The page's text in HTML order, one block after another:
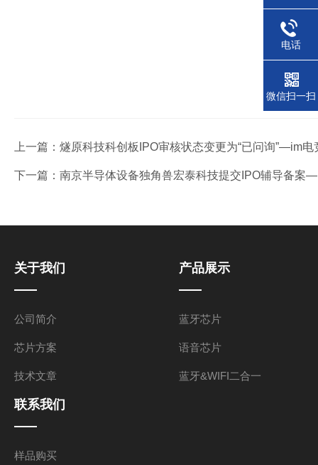
上一篇： 燧原科技科创板IPO审核状态变更为“已问询”—im电
下一篇： 南京半导体设备独角兽宏泰科技提交IPO辅导备案
关于我们
公司简介
芯片方案
技术文章
产品展示
蓝牙芯片
语音芯片
蓝牙&WIFI二合一
联系我们
样品购买
电话
微信扫一扫